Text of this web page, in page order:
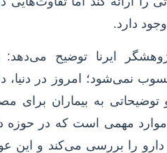
دارد.
ایرنا توضیح می‌دهد:
نمی‌شود؛ امروز در دنیا،
و توضیحاتی به بیماران برای
موارد مهمی است که در حوزه
را بررسی می‌کند و این